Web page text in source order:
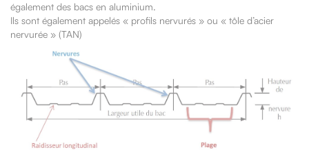
également des bacs en aluminium.
Ils sont également appelés « profils nervurés » ou « tôle d’acier
nervurée » (TAN)